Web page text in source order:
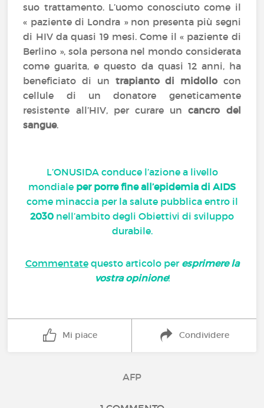
suo trattamento. L’uomo conosciuto come il
« paziente di Londra » non presenta più segni
di HIV da quasi 19 mesi. Come il « paziente di
Berlino », sola persona nel mondo considerata
come guarita, e questo da quasi 12 anni, ha
beneficiato di un trapianto di midollocon
cellule di un donatore geneticamente
resistente all’HIV, per curare un cancro del
sangue.
L’ONUSIDA conduce l’azione a livello
mondiale per porre fine all’epidemia di AIDS
come minaccia per la salute pubblica entro il
2030 nell’ambito degli Obiettivi di sviluppo
durabile.
Commentatequesto articolo per esprimere la
vostra opinione!
Mi piace Condividere
AFP